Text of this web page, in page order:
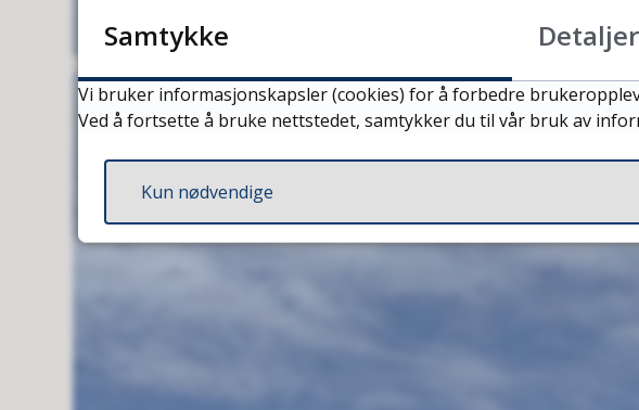
Samtykke Detaljer
Vi bruker informasjonskapsler (cookies) for å forbedre
Ved å fortsette å bruke nettstedet, samtykker du til vår bruk av
Kun nødvendige